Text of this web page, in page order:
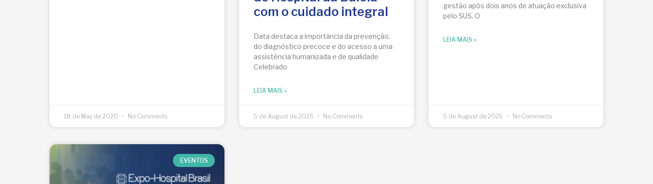
18 de May de 2020 No Comments
com o cuidado integral
Data destaca a importância da prevenção,
do diagnóstico precoce e do acesso a uma
assistência humanizada e de qualidade
Celebrado
LEIA MAIS »
5 de August de 2026 No Comments
gestão após dois anos de atuação exclusiva
pelo SUS. O
LEIA MAIS »
5 de August de 2026 No Comments
EVENTOS